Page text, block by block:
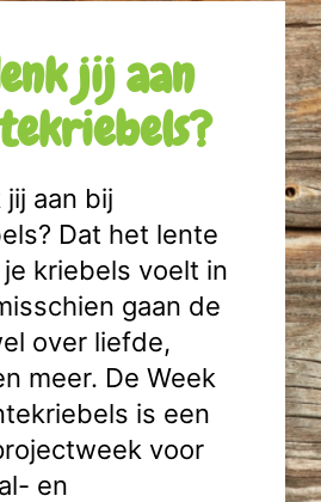
jij aan
aan bij
Dat het lente
kriebels voelt in
gaan de
over liefde,
meer. De Week
is een
voor
en